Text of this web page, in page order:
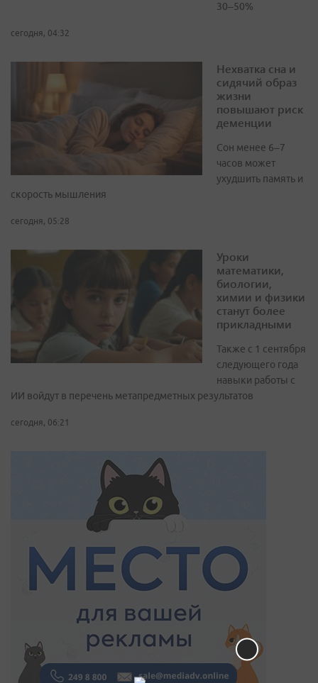
30–50%
сегодня, 04:32
Нехватка сна и
сидячий образ
жизни
повышают риск
деменции
Сон менее 6–7
часов может
ухудшить память и
скорость мышления
сегодня, 05:28
Уроки
математики,
биологии,
химии и физики
станут более
прикладными
Также с 1 сентября
следующего года
навыки работы с
ИИ войдут в перечень метапредметных результатов
сегодня, 06:21